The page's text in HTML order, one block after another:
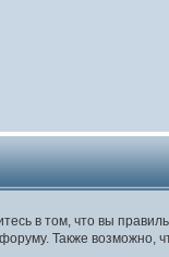
в том, что вы
Также